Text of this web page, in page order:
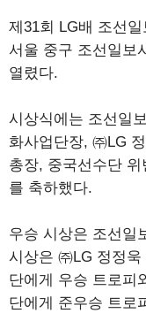
제31회 LG배 조선
서울 중구 조선일보
열렸다.
시상식에는 조선일
화사업단장, ㈜LG
총장, 중국선수단
를 축하했다.
우승 시상은 조선일
시상은 ㈜LG 정정
단에게 우승 트로피
단에게 준우승 트로